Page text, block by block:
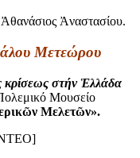
Ἀναστασίου.
Μετεώρου
κρίσεως στήν Ἑλλάδα
Μουσείο
Μελετῶν».